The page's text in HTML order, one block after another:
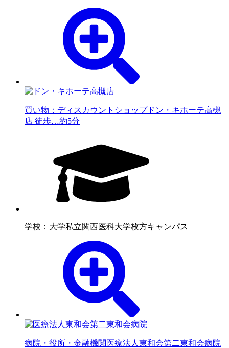
買い物：ディスカウントショップドン・キホーテ高槻
店 徒歩…約5分
学校：大学私立関西医科大学枚方キャンパス
病院・役所・金融機関 医療法人東和会第二東和会病院